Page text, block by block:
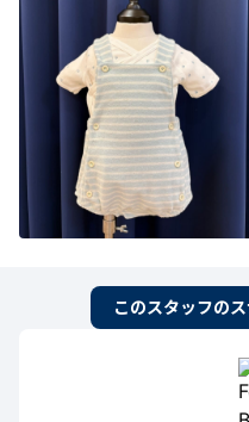
このスタッフの